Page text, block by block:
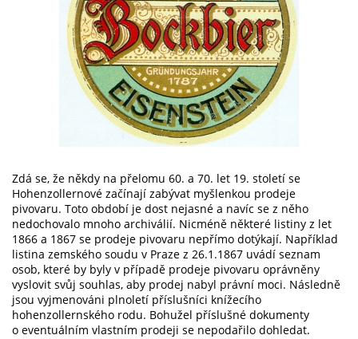
Zdá se, že někdy na přelomu 60. a 70. let 19. století se
Hohenzollernové začínají zabývat myšlenkou prodeje
pivovaru. Toto období je dost nejasné a navíc se z něho
nedochovalo mnoho archiválií. Nicméně některé listiny z let
1866 a 1867 se prodeje pivovaru nepřímo dotýkají. Například
listina zemského soudu v Praze z 26.1.1867 uvádí seznam
osob, které by byly v případě prodeje pivovaru oprávněny
vyslovit svůj souhlas, aby prodej nabyl právní moci. Následně
jsou vyjmenováni plnoletí příslušníci knížecího
hohenzollernského rodu. Bohužel příslušné dokumenty
o eventuálním vlastním prodeji se nepodařilo dohledat.